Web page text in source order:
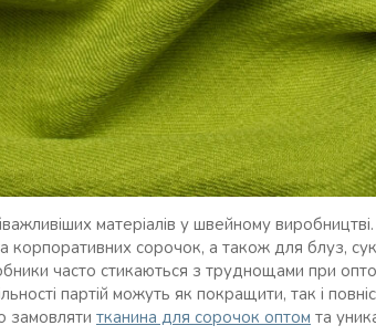
матеріалів у швейному
корпоративних сорочок, а також для блуз,
часто стикаються з труднощами при
партій можуть як покращити, так і
замовляти тканина для сорочок оптом та